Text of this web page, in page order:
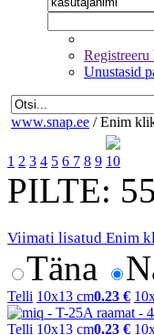
Registreeru
Unustasid
www.snap.ee /Enim
1 2 3 4 5 6 7 8 9 10
PILTE:
Viimati lisatud Enim
Täna
Telli 10x13 cm0.23 €
Telli 10x13 cm0.23 €